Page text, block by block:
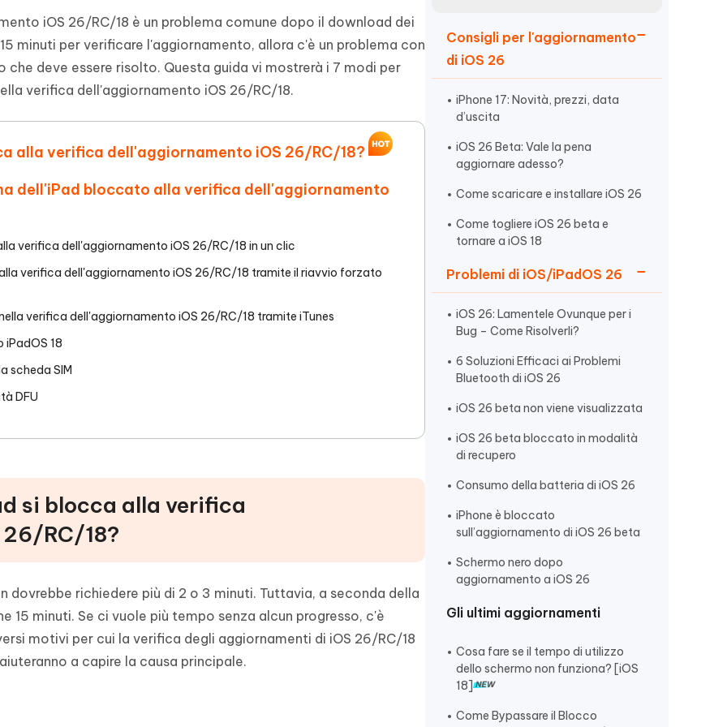
i file eliminati su Mac
APP Android Fake GPS
New
la posizione di Android senza
iCareFone Transfer APP
Trasferire chat Whatsapp
Pro
AI Bypass
Hot
i contenuti dell' AI in
Tenorshare AI Writer
Scrivere in modo più intelligente, più
veloce e migliore con l'AI
Iniziare
Consigli per l'aggiornamento
di iOS 26
iPhone 17: Novità, prezzi, data
d’uscita
iOS 26 Beta: Vale la pena
aggiornare adesso?
Come scaricare e installare iOS 26
Come togliere iOS 26 beta e
tornare a iOS 18
Problemi di iOS/iPadOS 26
iOS 26: Lamentele Ovunque per i
Bug – Come Risolverli?
6 Soluzioni Efficaci ai Problemi
Bluetooth di iOS 26
iOS 26 beta non viene visualizzata
iOS 26 beta bloccato in modalità
di recupero
Consumo della batteria di iOS 26
iPhone è bloccato
sull’aggiornamento di iOS 26 beta
Schermo nero dopo
aggiornamento a iOS 26
Gli ultimi aggiornamenti
Cosa fare se il tempo di utilizzo
dello schermo non funziona? [iOS
18]
Come Bypassare il Blocco
iOS 26/RC/18 è un problema comune dopo il download dei
minuti per verificare l'aggiornamento, allora c'è un problema con
deve essere risolto. Questa guida vi mostrerà i 7 modi per
verifica dell'aggiornamento iOS 26/RC/18.
alla verifica dell'aggiornamento iOS 26/RC/18?
dell'iPad bloccato alla verifica dell'aggiornamento
verifica dell'aggiornamento iOS 26/RC/18 in un clic
verifica dell'aggiornamento iOS 26/RC/18 tramite il riavvio forzato
verifica dell'aggiornamento iOS 26/RC/18 tramite iTunes
iPadOS 18
scheda SIM
DFU
si blocca alla verifica
RC/18?
dovrebbe richiedere più di 2 o 3 minuti. Tuttavia, a seconda della
15 minuti. Se ci vuole più tempo senza alcun progresso, c'è
motivi per cui la verifica degli aggiornamenti di iOS 26/RC/18
a capire la causa principale.